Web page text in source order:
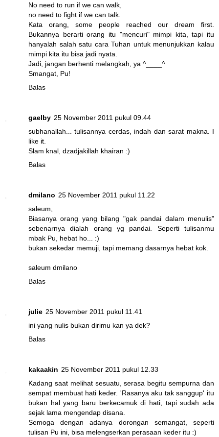
No need to run if we can walk,
no need to fight if we can talk.
Kata orang, some people reached our dream first.
Bukannya berarti orang itu "mencuri" mimpi kita, tapi itu
hanyalah salah satu cara Tuhan untuk menunjukkan kalau
mimpi kita itu bisa jadi nyata.
Jadi, jangan berhenti melangkah, ya ^____^
Smangat, Pu!
Balas
gaelby 25 November 2011 pukul 09.44
subhanallah... tulisannya cerdas, indah dan sarat makna. I
like it.
Slam knal, dzadjakillah khairan :)
Balas
dmilano 25 November 2011 pukul 11.22
saleum,
Biasanya orang yang bilang "gak pandai dalam menulis"
sebenarnya dialah orang yg pandai. Seperti tulisanmu
mbak Pu, hebat ho... :)
bukan sekedar memuji, tapi memang dasarnya hebat kok.
saleum dmilano
Balas
julie 25 November 2011 pukul 11.41
ini yang nulis bukan dirimu kan ya dek?
Balas
kakaakin 25 November 2011 pukul 12.33
Kadang saat melihat sesuatu, serasa begitu sempurna dan
sempat membuat hati keder. 'Rasanya aku tak sanggup' itu
bukan hal yang baru berkecamuk di hati, tapi sudah ada
sejak lama mengendap disana.
Semoga dengan adanya dorongan semangat, seperti
tulisan Pu ini, bisa melengserkan perasaan keder itu :)